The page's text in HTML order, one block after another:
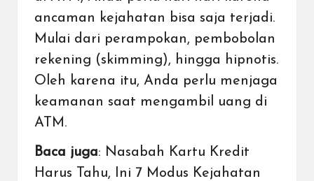
ancaman kejahatan bisa saja terjadi.
Mulai dari perampokan, pembobolan
rekening (skimming), hingga hipnotis.
Oleh karena itu, Anda perlu menjaga
keamanan saat mengambil uang di
ATM.
Baca juga: Nasabah Kartu Kredit
Harus Tahu, Ini 7 Modus Kejahatan